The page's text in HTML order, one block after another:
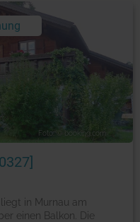
Foto: © booking.com
in Murnau am
einen Balkon. Die